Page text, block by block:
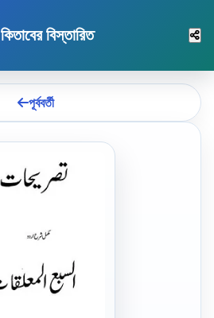
কিতাবের বিস্তারিত
পূর্ববর্তী